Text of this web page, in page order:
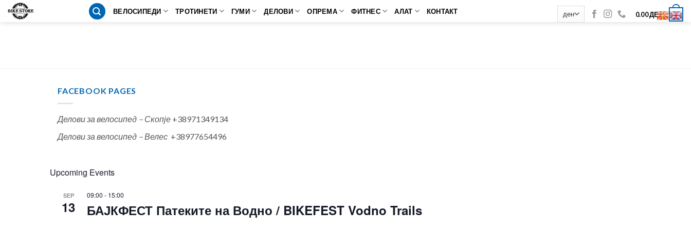
Skip
ВЕЛОСИПЕДИ ТРОТИНЕТИ ГУМИ ДЕЛОВИ ОПРЕМА ФИТНЕС АЛАТ КОНТАКТ 0.00ДЕН 0
FACEBOOK PAGES
Делови за велосипед – Скопје +38971349134
Делови за велосипед – Велес +38977654496
Upcoming Events
SEP
13
09:00 - 15:00
БАЈКФЕСТ Патеките на Водно / BIKEFEST Vodno Trails